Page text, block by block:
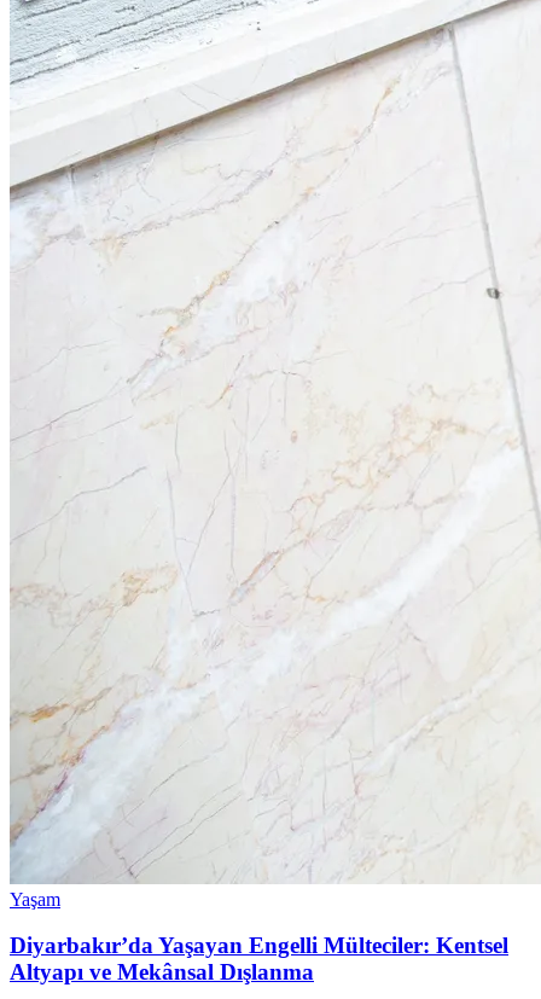
Yaşam
Diyarbakır’da Yaşayan Engelli Mülteciler: Kentsel
Altyapı ve Mekânsal Dışlanma